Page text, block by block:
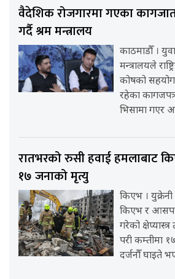
वैदेशिक रोजगारमा गएका
गर्दै श्रम मन्त्रालय
काठमाडौँ ।
मन्त्रालयले
कोषको
रहेका
भिसामा गएर
रातभरको रुसी हवाई हमलाबाट
१७ जनाको मृत्यु
किएभ ।
किएभ र
गरेको
परी कम्तीमा
दर्जनौँ घाइते